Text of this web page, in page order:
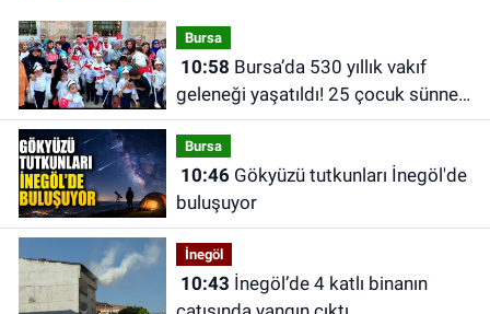
Bursa
10:58
geleneği yaşatıldı! 25 çocuk sünnet
ettirildi
Bursa
10:46Gökyüzü tutkunları İnegöl'de
buluşuyor
İnegöl
10:43